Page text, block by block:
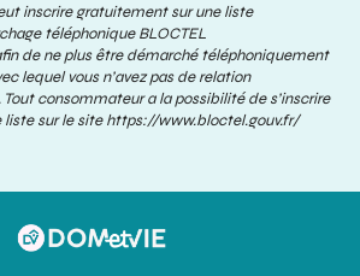
inscrire gratuitement sur une liste
téléphonique BLOCTEL
de ne plus être démarché téléphoniquement
lequel vous n’avez pas de relation
consommateur a la possibilité de s’inscrire
sur le sitehttps://www.bloctel.gouv.fr/